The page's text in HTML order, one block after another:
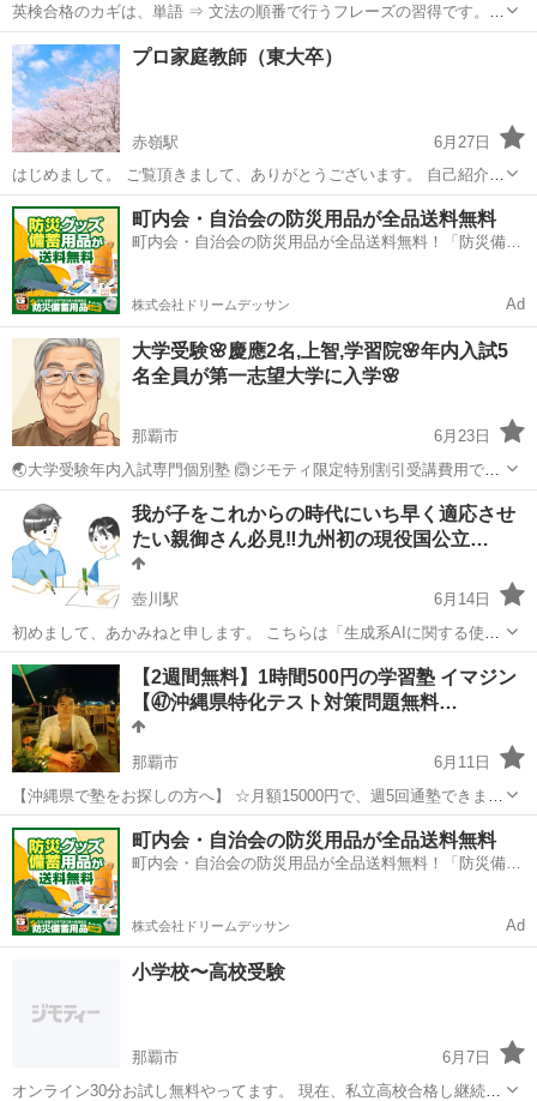
英検合格のカギは、単語 ⇒ 文法の順番で行うフレーズの習得です。
毎日メールで送られてくる英語 ⇔ 日本語のトランスレーションテスト
に答えていくことによって、正しい文章を自然に習得できるようにな
るコーチングサービスです...
沖縄 那覇市 家庭教師
プロ家庭教師（東大卒）
赤嶺駅
6月27日
はじめまして。 ご覧頂きまして、ありがとうございます。 自己紹介を
させて頂きます。 私は東京大学を卒業後、東京大学大学院に進学して
医学博士号を取得しました。 その後は、医学部予備校や進学塾の講
師、家庭教師をしてい...
沖縄 那覇市 赤嶺駅 家庭教師 東大卒
町内会・自治会の防災用品が全品送料無料
町内会・自治会の防災用品が全品送料無料！「防災備蓄
株式会社ドリームデッサン Ad
大学受験🌸慶應2名,上智,学習院🌸年内入試5
名全員が第一志望大学に入学🌸
那覇市
6月23日
🌏大学受験年内入試専門個別塾 🙆ジモティ限定特別割引受講費用で志
望大学合格まで塾長の完全個人指導をご提供いたします。 ⭕️高校2年
生の受講生さんの募集枠は１名限りとなりました。 🌸琉球大など合格
実績多数 🌸県内、...
沖縄 那覇市 家庭教師 塾長
我が子をこれからの時代にいち早く適応させ
たい親御さん必見‼️九州初の現役国公立…
壺川駅
6月14日
初めまして、あかみねと申します。 こちらは「生成系AIに関する使い
方・応用・基礎情報」等を網羅的に指導する家庭教師の生徒募集の案
内となっております。良ければ最後までご覧になってくださると幸い
です。 近年、AI（人工知能）と...
沖縄 那覇市 壺川駅 家庭教師 国公立大学
【2週間無料】1時間500円の学習塾 イマジン
【㊼沖縄県特化テスト対策問題無料…
那覇市
6月11日
【沖縄県で塾をお探しの方へ】 ☆月額15000円で、週5回通塾できま
す！他では得られないお得なプランです。 ★毎日の勉強を継続するた
めの特別な手法がありますので、ぜひお試しください。 ☆9教科に対
し...
沖縄 那覇市 塾 オンライン
町内会・自治会の防災用品が全品送料無料
町内会・自治会の防災用品が全品送料無料！「防災備蓄
株式会社ドリームデッサン Ad
小学校〜高校受験
那覇市
6月7日
オンライン30分お試し無料やってます。 現在、私立高校合格し継続1